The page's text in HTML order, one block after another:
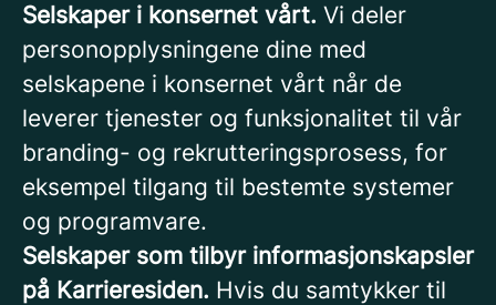
Selskaper i konsernet vårt. Vi deler
personopplysningene dine med
selskapene i konsernet vårt når de
leverer tjenester og funksjonalitet til vår
branding- og rekrutteringsprosess, for
eksempel tilgang til bestemte systemer
og programvare.
Selskaper som tilbyr informasjonskapsler
på Karrieresiden. Hvis du samtykker til